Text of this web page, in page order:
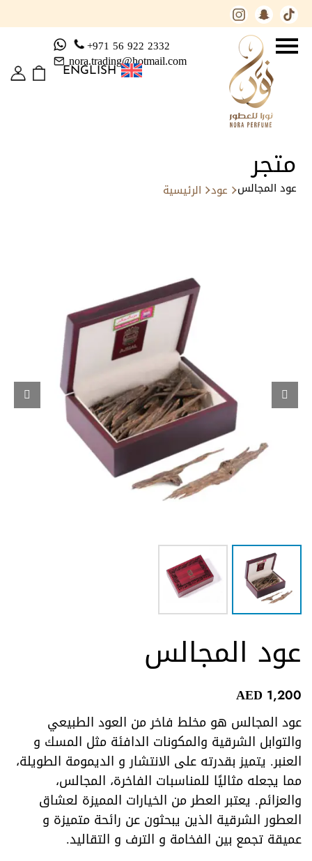
+971 56 922 2332
nora.trading@hotmail.com
ENGLISH
متجر
الرئيسية عود عود المجالس
عود المجالس
AED 1,200
عود المجالس هو مخلط فاخر من العود الطبيعي
والتوابل الشرقية والمكونات الدافئة مثل المسك و
العنبر. يتميز بقدرته على الانتشار و الديمومة الطويلة،
مما يجعله مثاليًا للمناسبات الفاخرة، المجالس،
والعزائم. يعتبر العطر من الخيارات المميزة لعشاق
العطور الشرقية الذين يبحثون عن رائحة متميزة و
عميقة تجمع بين الفخامة و الترف و التقاليد.